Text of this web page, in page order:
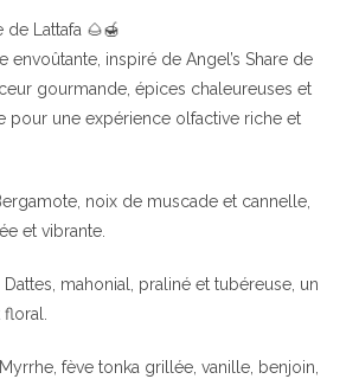
de Lattafa 🌰🍯
envoûtante, inspiré de Angel’s Share de
gourmande, épices chaleureuses et
pour une expérience olfactive riche et
noix de muscade et cannelle,
et vibrante.
mahonial, praliné et tubéreuse, un
fève tonka grillée, vanille, benjoin,